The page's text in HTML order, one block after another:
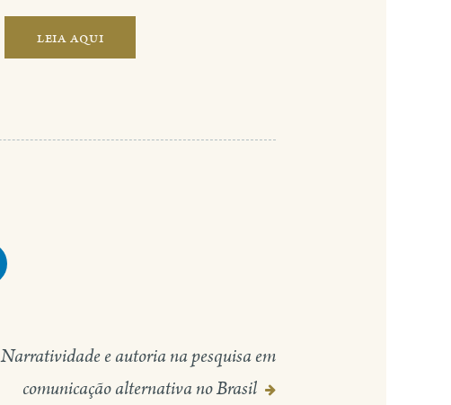
leia aqui
Narratividade e autoria na pesquisa em
comunicação alternativa no Brasil